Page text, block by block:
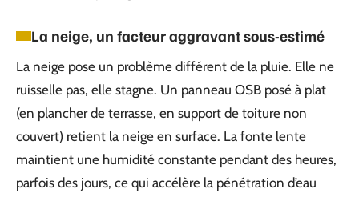
La neige, un facteur aggravant sous-estimé
La neige pose un problème différent de la pluie. Elle ne
ruisselle pas, elle stagne. Un panneau OSB posé à plat
(en plancher de terrasse, en support de toiture non
couvert) retient la neige en surface. La fonte lente
maintient une humidité constante pendant des heures,
parfois des jours, ce qui accélère la pénétration d’eau